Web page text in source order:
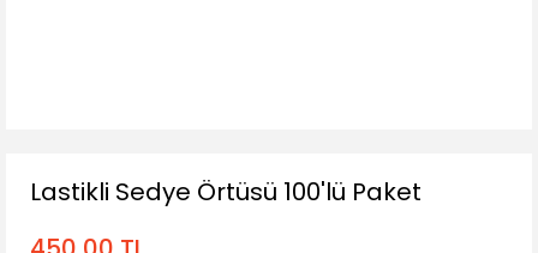
Lastikli Sedye Örtüsü 100'lü Paket